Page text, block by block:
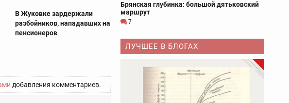
В Жуковке зардержали
разбойников, нападавших на
пенсионеров
добавления комментариев.
Брянская глубинка: большой дятьковский
маршрут
7
ЛУЧШЕЕ В БЛОГАХ